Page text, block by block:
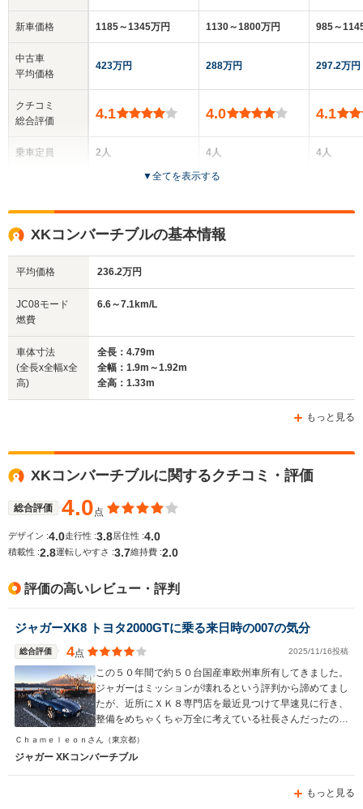
新車価格
中古車
平均価格
クチコミ
総合評価
乗車定員
サイズ
(全長x全幅x全高)
WLTCモード
燃費
1185～1345万円
423万円
4.1
2人
全高
1.26m～1.29m
全幅
1.8m～1.81m
1130～1800万円
288万円
4.0
4人
3ドア
985～
297.2万円
4.1
4人
▼全てを表示する
XKコンバーチブルの基本情報
平均価格 236.2万円
JC08モード
燃費
6.6～7.1km/L
車体寸法
(全長x全幅x全
高)
全長：4.79m
全幅：1.9m～1.92m
全高：1.33m
もっと見る
XKコンバーチブルに関するクチコミ・評価
総合評価 4.0点
デザイン :4.0走行性 :3.8 居住性 :4.0
積載性 :2.8運転しやすさ :3.7維持費 :2.0
評価の高いレビュー・評判
ジャガーXK8 トヨタ2000GTに乗る来日時の007の気分
総合評価 4点 2025/11/16投稿
この５０年間で約５０台国産車欧州車所有してきました。
ジャガーはミッションが壊れるという評判から諦めてまし
たが、近所にＸＫ８専門店を最近見つけて早速見に行き、
整備をめちゃくちゃ万全に考えている社長さんだったので
話してから２０分で購入支払いをしました。アストンもい
いがメンテが大変です。ポルシェボクスターはいい車でし
たが退屈な車で内装もとても安っぽく半年で飽きてしまい
るデザインと内装のレトロな美しさその２つだけで、少な
Ｃｈａｍｅｌｅｏｎさん （東京都）
ジャガー XKコンバーチブル
もっと見る